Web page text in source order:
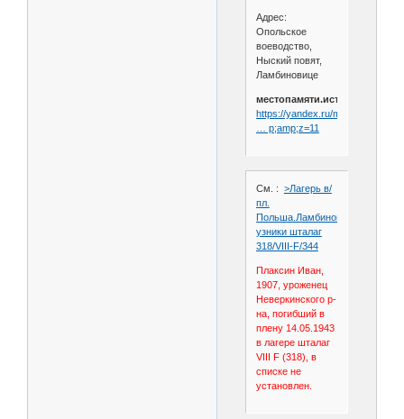
Адрес:
Опольское
воеводство,
Ныский повят,
Ламбиновице
местопамяти.история.рф.
https://yandex.ru/maps/org/
… p;amp;z=11
См. : >Лагерь в/
пл.
узники шталаг
318/VIII-F/344
Плаксин Иван,
1907, уроженец
Неверкинского р-
на, погибший в
плену 14.05.1943
в лагере шталаг
VIII F (318), в
списке не
установлен.